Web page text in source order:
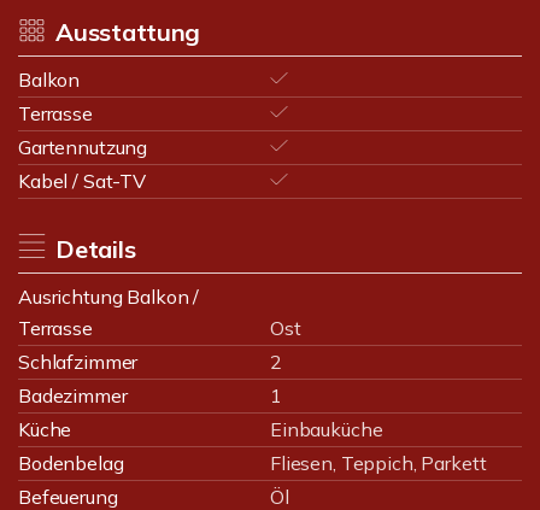
Ausstattung
Balkon
Terrasse
Gartennutzung
Kabel / Sat-TV
Details
Ausrichtung Balkon /
Terrasse
Ost
Schlafzimmer
2
Badezimmer
1
Küche
Einbauküche
Bodenbelag
Fliesen, Teppich, Parkett
Befeuerung
Öl